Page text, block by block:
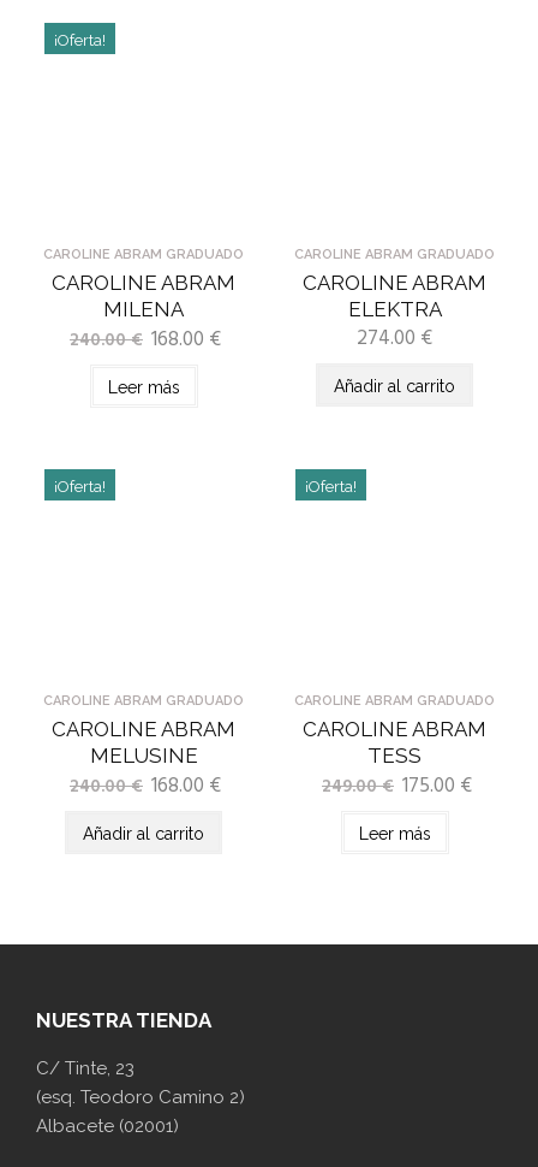
CAROLINE ABRAM GRADUADO
CAROLINE ABRAM
MILENA
240.00€ 168.00 €
¡Oferta!
Leer más
CAROLINE ABRAM GRADUADO
CAROLINE ABRAM
ELEKTRA
274.00 €
Añadir al carrito
CAROLINE ABRAM GRADUADO
CAROLINE ABRAM
MELUSINE
240.00€ 168.00 €
¡Oferta!
Añadir al carrito
CAROLINE ABRAM GRADUADO
CAROLINE ABRAM
TESS
249.00€ 175.00 €
¡Oferta!
Leer más
NUESTRA TIENDA
C/ Tinte, 23
(esq. Teodoro Camino 2)
Albacete (02001)